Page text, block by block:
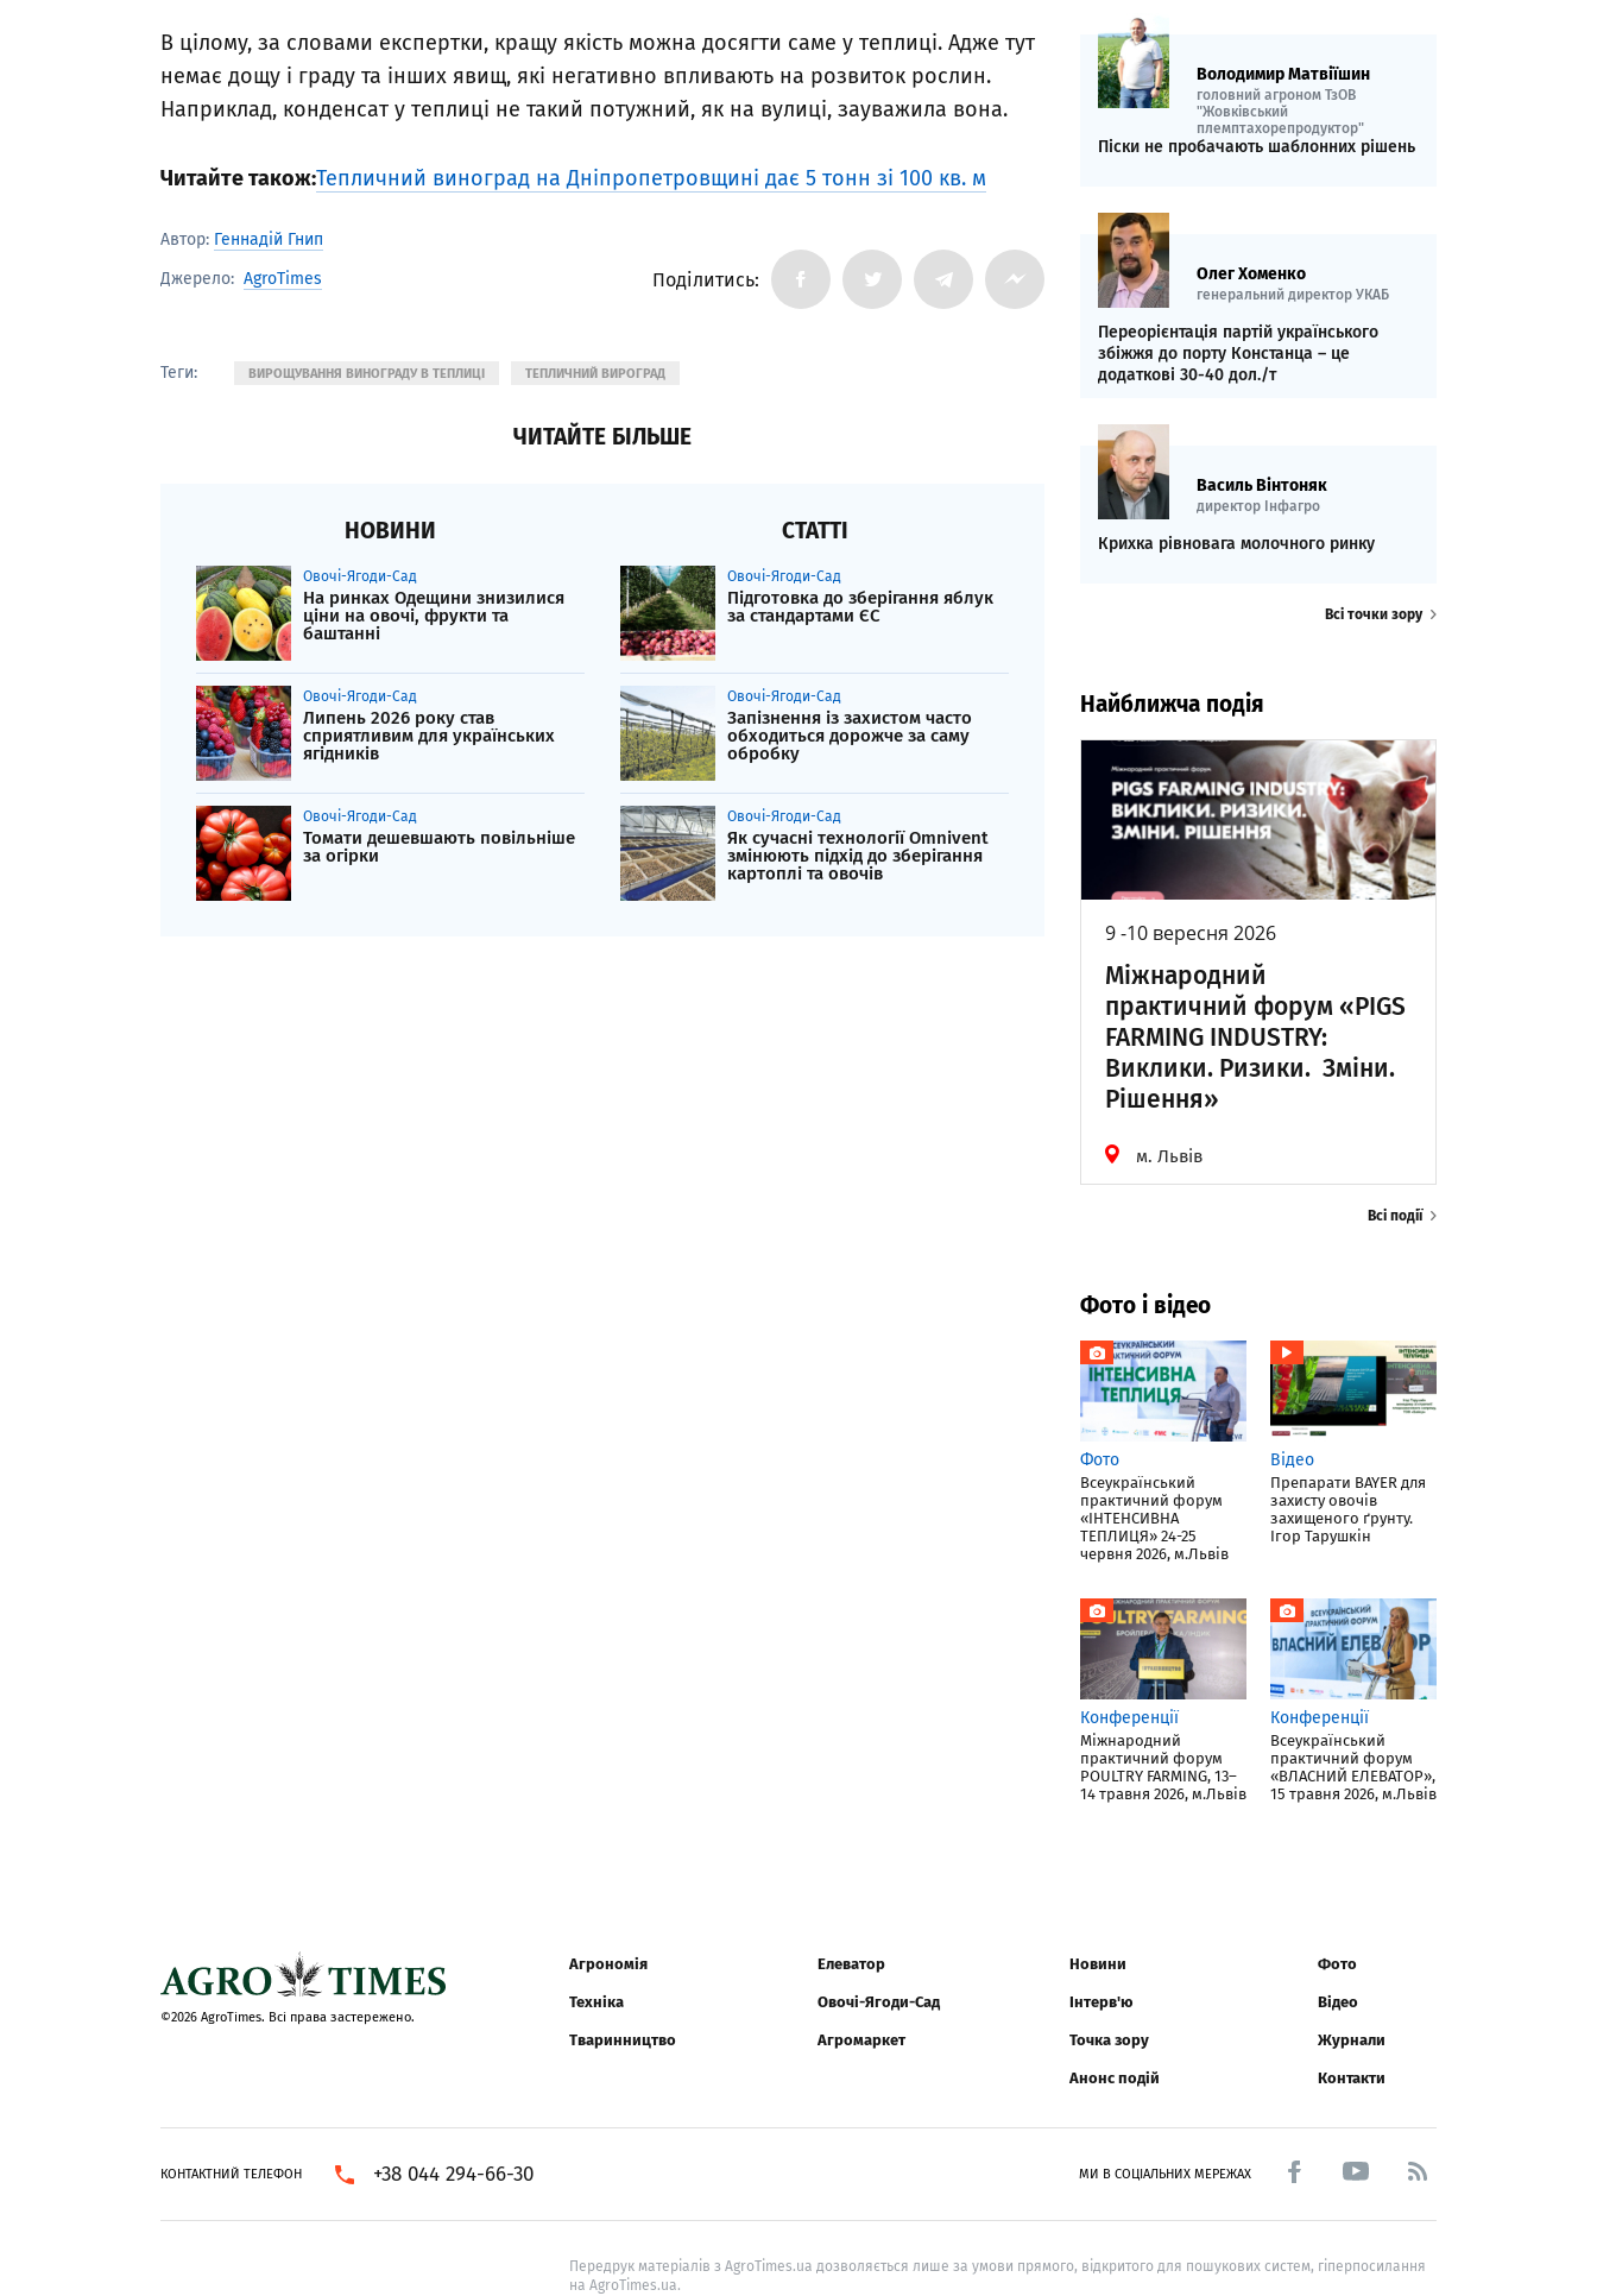
В цілому, за словами експертки, кращу якість можна досягти саме у теплиці. Адже тут
немає дощу і граду та інших явищ, які негативно впливають на розвиток рослин.
Наприклад, конденсат у теплиці не такий потужний, як на вулиці, зауважила вона.
Читайте також:Тепличний виноград на Дніпропетровщині дає 5 тонн зі 100 кв. м
Автор: Геннадій Гнип
Джерело: AgroTimes Поділитись:
Теги: ВИРОЩУВАННЯ ВИНОГРАДУ В ТЕПЛИЦІ ТЕПЛИЧНИЙ ВИРОГРАД
ЧИТАЙТЕ БІЛЬШЕ
НОВИНИ
Овочі-Ягоди-Сад
На ринках Одещини знизилися
ціни на овочі, фрукти та
баштанні
Овочі-Ягоди-Сад
Липень 2026 року став
сприятливим для українських
ягідників
Овочі-Ягоди-Сад
Томати дешевшають повільніше
за огірки
СТАТТІ
Овочі-Ягоди-Сад
Підготовка до зберігання яблук
за стандартами ЄС
Овочі-Ягоди-Сад
Запізнення із захистом часто
обходиться дорожче за саму
обробку
Овочі-Ягоди-Сад
Як сучасні технології Omnivent
змінюють підхід до зберігання
картоплі та овочів
Володимир Матвіїшин
головний агроном ТзОВ
"Жовківський
племптахорепродуктор"
Піски не пробачають шаблонних рішень
Олег Хоменко
генеральний директор УКАБ
Переорієнтація партій українського
збіжжя до порту Констанца – це
додаткові 30-40 дол./т
Василь Вінтоняк
директор Інфагро
Крихка рівновага молочного ринку
Всі точки зору
Найближча подія
9 -10 вересня 2026
Міжнародний
практичний форум «PIGS
FARMING INDUSTRY:
Виклики. Ризики. Зміни.
Рішення»
м. Львів
Всі події
Фото і відео
Фото
Всеукраїнський
практичний форум
«ІНТЕНСИВНА
ТЕПЛИЦЯ» 24-25
червня 2026, м.Львів
Відео
Препарати BAYER для
захисту овочів
захищеного ґрунту.
Ігор Тарушкін
Конференції
Міжнародний
практичний форум
POULTRY FARMING, 13–
14 травня 2026, м.Львів
Конференції
Всеукраїнський
практичний форум
«ВЛАСНИЙ ЕЛЕВАТОР»,
15 травня 2026, м.Львів
©2026 AgroTimes. Всі права застережено.
Агрономія
Техніка
Тваринництво
Елеватор
Овочі-Ягоди-Сад
Агромаркет
Новини
Інтерв'ю
Точка зору
Анонс подій
Фото
Відео
Журнали
Контакти
КОНТАКТНИЙ ТЕЛЕФОН +38 044 294-66-30 МИ В СОЦІАЛЬНИХ МЕРЕЖАХ
Передрук матеріалів з AgroTimes.ua дозволяється лише за умови прямого, відкритого для пошукових систем, гіперпосилання
на AgroTimes.ua.